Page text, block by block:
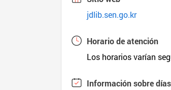
jdlib.sen.go.kr
Horario de atención
Los horarios varían
Información sobre